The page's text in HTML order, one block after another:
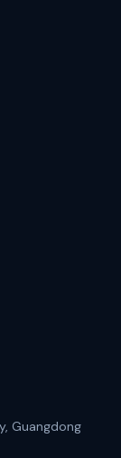
Guangdong